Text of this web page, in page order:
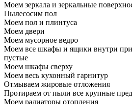
Моем зеркала и зеркальные
Пылесосим пол
Моем пол и плинтуса
Моем двери
Моем мусорное ведро
Моем все шкафы и ящики внутри при
пустые
Моем шкафы сверху
Моем весь кухонный гарнитур
Отмываем жировые отложения
Протираем от пыли все крупные
Моем радиаторы отопления